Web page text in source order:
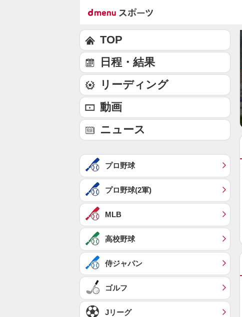
TOP
日程・結果
リーディング
動画
ニュース
プロ野球
プロ野球(2軍)
MLB
高校野球
侍ジャパン
ゴルフ
Jリーグ